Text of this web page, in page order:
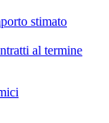
stimato
al termine